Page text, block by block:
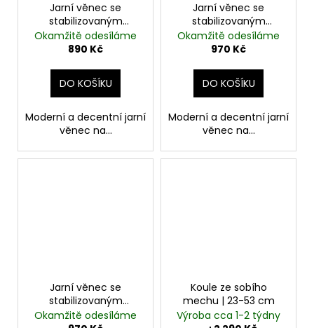
Jarní věnec se
stabilizovaným
eukalyptem a
kapradinami | 28-30
Okamžitě odesíláme
890 Kč
DO KOŠÍKU
Moderní a decentní jarní
věnec na...
Jarní věnec se
stabilizovaným
eukalyptem,
kapradinami a
amaranthem | 28-30
cm | životnost až 10 let
Okamžitě odesíláme
970 Kč
DO KOŠÍKU
Moderní a decentní jarní
věnec na...
Jarní věnec se
stabilizovaným
eukalyptem,
Okamžitě odesíláme
Koule ze sobího
mechu | 23-53 cm
Výroba cca 1-2 týdny